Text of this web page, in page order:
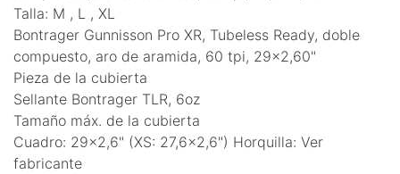
Talla: M , L , XL
Bontrager Gunnisson Pro XR, Tubeless Ready, doble
compuesto, aro de aramida, 60 tpi, 29x2,60"
Pieza de la cubierta
Sellante Bontrager TLR, 6oz
Tamaño máx. de la cubierta
Cuadro: 29x2,6" (XS: 27,6x2,6") Horquilla: Ver
fabricante